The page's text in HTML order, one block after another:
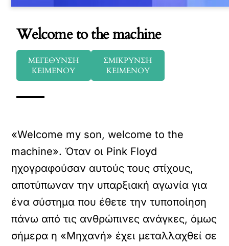
Welcome to the machine
ΜΕΓΕΘΥΝΣΗ
ΚΕΙΜΕΝΟΥ
ΣΜΙΚΡΥΝΣΗ
ΚΕΙΜΕΝΟΥ
«Welcome my son, welcome to the
machine». Όταν οι Pink Floyd
ηχογραφούσαν αυτούς τους στίχους,
αποτύπωναν την υπαρξιακή αγωνία για
ένα σύστημα που έθετε την τυποποίηση
πάνω από τις ανθρώπινες ανάγκες, όμως
σήμερα η «Μηχανή» έχει μεταλλαχθεί σε